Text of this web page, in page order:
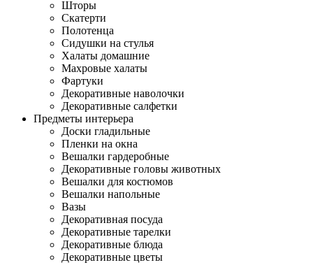
Шторы
Скатерти
Полотенца
Сидушки на стулья
Халаты домашние
Махровые халаты
Фартуки
Декоративные наволочки
Декоративные салфетки
Предметы интерьера
Доски гладильные
Пленки на окна
Вешалки гардеробные
Декоративные головы животных
Вешалки для костюмов
Вешалки напольные
Вазы
Декоративная посуда
Декоративные тарелки
Декоративные блюда
Декоративные цветы